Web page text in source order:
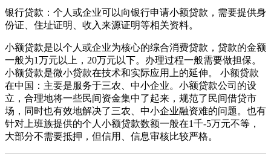
银行贷款：个人或企业可以向银行申请小额贷款，需要提供身
份证、住址证明、收入来源证明等相关资料。
小额贷款是以个人或企业为核心的综合消费贷款，贷款的金额
一般为1万元以上，20万元以下。办理过程一般需要做担保。
小额贷款是微小贷款在技术和实际应用上的延伸。 小额贷款
在中国：主要是服务于三农、中小企业。小额贷款公司的设
立，合理地将一些民间资金集中了起来，规范了民间借贷市
场，同时也有效地解决了三农、中小企业融资难的问题。也有
针对上班族提供的个人小额贷款数额一般在1千-5万元不等，
大部分不需要抵押，但信用、信息审核比较严格。